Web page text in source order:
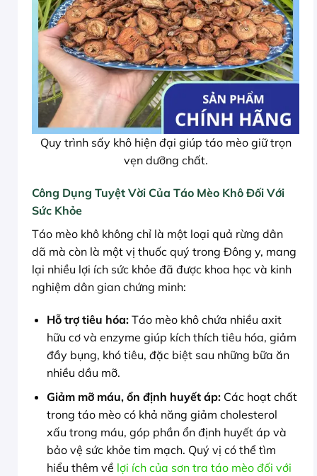
Quy trình sấy khô hiện đại giúp táo mèo giữ trọn
vẹn dưỡng chất.
Công Dụng Tuyệt Vời Của Táo Mèo Khô Đối Với
Sức Khỏe
Táo mèo khô không chỉ là một loại quả rừng dân
dã mà còn là một vị thuốc quý trong Đông y, mang
lại nhiều lợi ích sức khỏe đã được khoa học và kinh
nghiệm dân gian chứng minh:
Hỗ trợ tiêu hóa:Táo mèo khô chứa nhiều axit
hữu cơ và enzyme giúp kích thích tiêu hóa, giảm
đầy bụng, khó tiêu, đặc biệt sau những bữa ăn
nhiều dầu mỡ.
Giảm mỡ máu, ổn định huyết áp:Các hoạt chất
trong táo mèo có khả năng giảm cholesterol
xấu trong máu, góp phần ổn định huyết áp và
bảo vệ sức khỏe tim mạch. Quý vị có thể tìm
hiểu thêm về lợi ích của sơn tra táo mèo đối với